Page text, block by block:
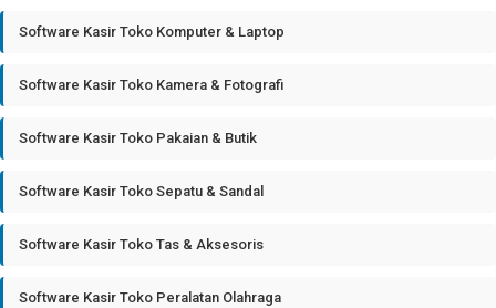
Software Kasir Toko Komputer & Laptop
Software Kasir Toko Kamera & Fotografi
Software Kasir Toko Pakaian & Butik
Software Kasir Toko Sepatu & Sandal
Software Kasir Toko Tas & Aksesoris
Software Kasir Toko Peralatan Olahraga